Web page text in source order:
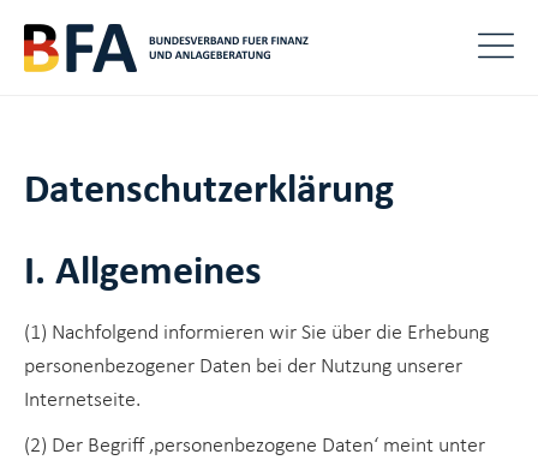
Datenschutzerklärung
I. Allgemeines
(1) Nachfolgend informieren wir Sie über die Erhebung
personenbezogener Daten bei der Nutzung unserer
Internetseite.
(2) Der Begriff ‚personenbezogene Daten‘ meint unter